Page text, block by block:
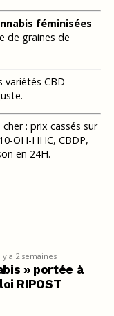
féminisées
de graines de
variétés CBD
: prix cassés sur
OH-HHC, CBDP,
en 24H.
y a 2 semaines
» portée à
RIPOST